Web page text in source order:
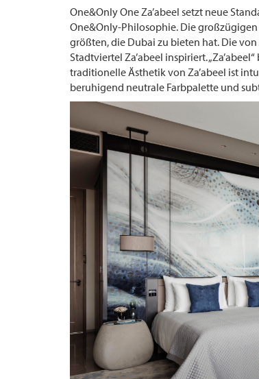
One&Only One Za’abeel setzt neue
One&Only-Philosophie. Die
größten, die Dubai zu bieten hat. Die
Stadtviertel Za’abeel inspiriert.
traditionelle Ästhetik von Za’abeel ist
beruhigend neutrale Farbpalette und